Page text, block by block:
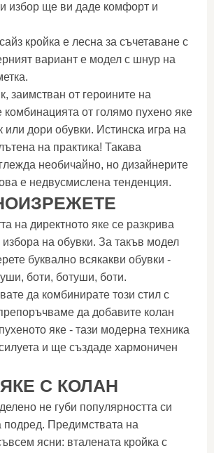
избор ще ви даде комфорт и
кройка е лесна за съчетаване с
вариант е модел с шнур на
заимстван от героините на
комбинацията от голямо пухено яке
или дори обувки. Истинска игра на
на практика! Такава
необичайно, но дизайнерите
е недвусмислена тенденция.
на директното яке се разкрива
на обувки. За такъв модел
буквално всякакви обувки -
боти, ботуши, боти.
да комбинирате този стил с
да добавите колан
яке - тази модерна техника
и ще създаде хармоничен
С КОЛАН
не губи популярността си
подред. Предимствата на
ясни: вталената кройка с